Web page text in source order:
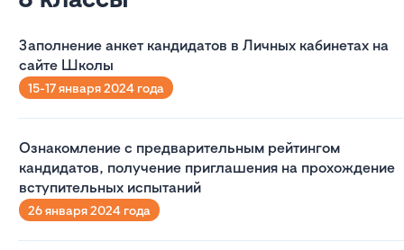
Заполнение анкет кандидатов в Личных кабинетах на
сайте Школы
15-17 января 2024 года
Ознакомление с предварительным рейтингом
кандидатов, получение приглашения на прохождение
вступительных испытаний
26 января 2024 года